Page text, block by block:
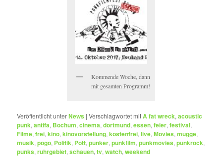
Kommende Woche, dann
mit gesamten Programm!
Veröffentlicht unterNews |Verschlagwortet mitA fat wreck,acoustic
punk,antifa, Bochum,cinema,dortmund,essen,feier,festival,
Filme,frei,kino,kinovorstellung,kostenfrei,live,Movies,mugge,
musik,pogo, Politik, Pott,punker,punkfilm,punkmovies,punkrock,
punks,ruhrgebiet,schauen,tv,watch,weekend